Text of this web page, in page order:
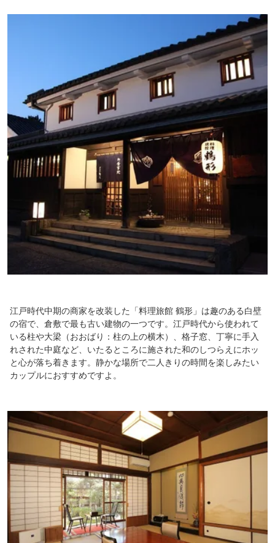
江戸時代中期の商家を改装した「料理旅館 鶴形」は趣のある白壁
の宿で、倉敷で最も古い建物の一つです。江戸時代から使われて
いる柱や大梁（おおばり：柱の上の横木）、格子窓、丁寧に手入
れされた中庭など、いたるところに施された和のしつらえにホッ
と心が落ち着きます。静かな場所で二人きりの時間を楽しみたい
カップルにおすすめですよ。